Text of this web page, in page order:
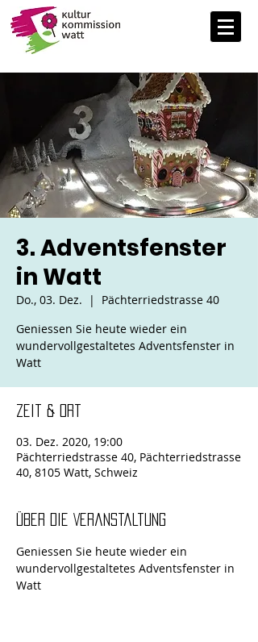
3. Adventsfenster
in Watt
Do., 03. Dez.
  |
Pächterriedstrasse 40
Geniessen Sie heute wieder ein
wundervollgestaltetes Adventsfenster in
Zeit & Ort
03. Dez. 2020, 19:00
Pächterriedstrasse 40, Pächterriedstrasse
40, 8105 Watt, Schweiz
Über die Veranstaltung
Geniessen Sie heute wieder ein
wundervollgestaltetes Adventsfenster in
Watt